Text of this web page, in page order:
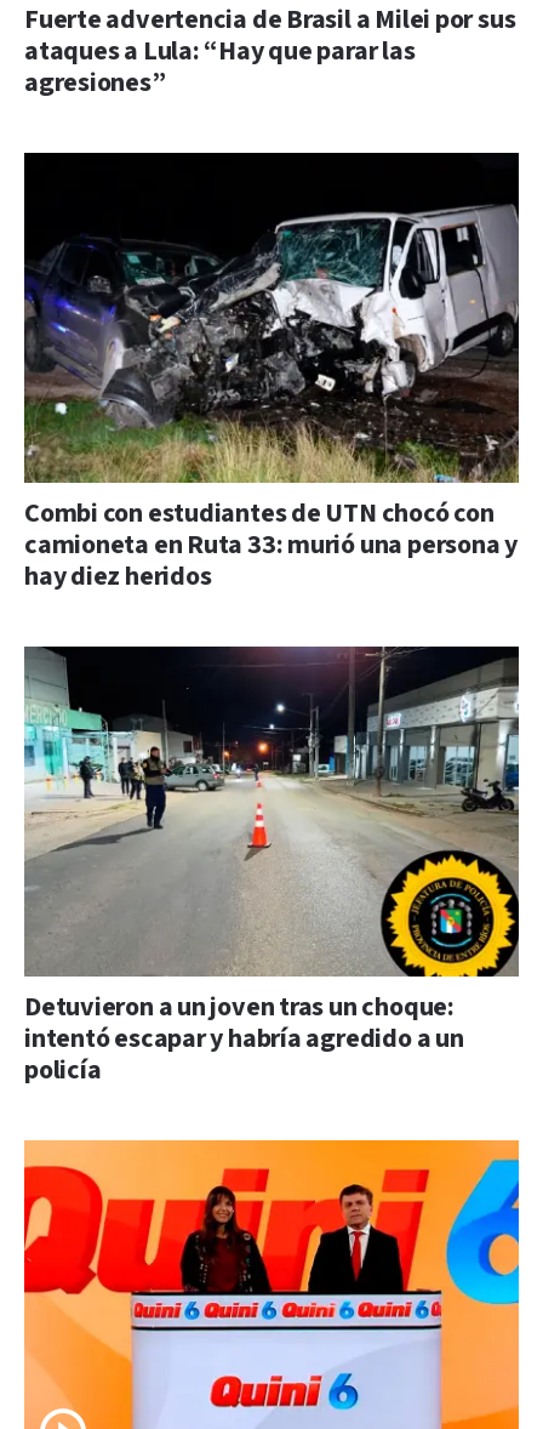
Fuerte advertencia de Brasil a Milei por sus
ataques a Lula: “Hay que parar las
agresiones”
Combi con estudiantes de UTN chocó con
camioneta en Ruta 33: murió una persona y
hay diez heridos
Detuvieron a un joven tras un choque:
intentó escapar y habría agredido a un
policía